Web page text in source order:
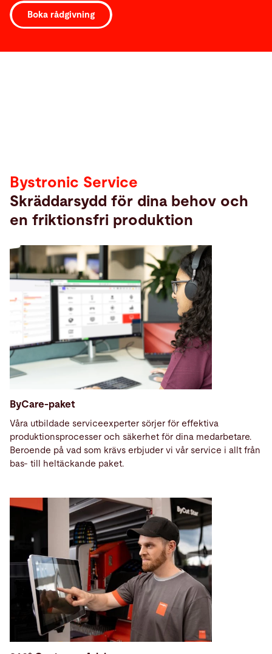
Boka rådgivning
Bystronic Service
Skräddarsydd för dina behov och
en friktionsfri produktion
ByCare-paket
Våra utbildade serviceexperter sörjer för effektiva
produktionsprocesser och säkerhet för dina medarbetare.
Beroende på vad som krävs erbjuder vi vår service i allt från
bas- till heltäckande paket.